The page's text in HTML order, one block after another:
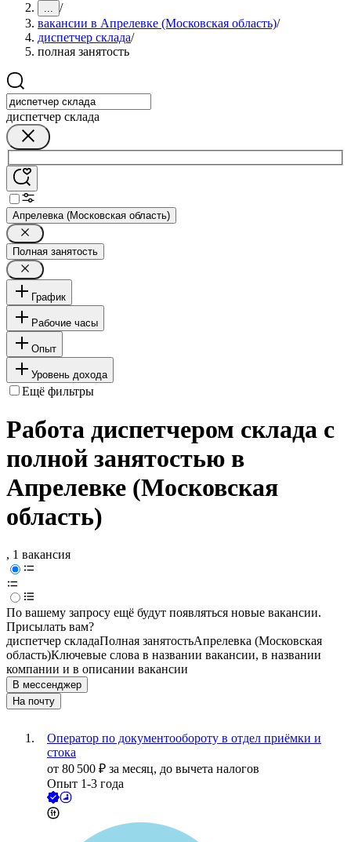
... /
вакансии в Апрелевке (Московская область)/
диспетчер склада/
полная занятость
диспетчер склада
Апрелевка (Московская область)
Полная занятость
График
Рабочие часы
Опыт
Уровень дохода
Ещё фильтры
Работа диспетчером склада с
полной занятостью в
Апрелевке (Московская
область)
, 1 вакансия
По вашему запросу ещё будут появляться новые вакансии.
Присылать вам?
диспетчер складаПолная занятостьАпрелевка (Московская
область)Ключевые слова в названии вакансии, в названии
компании и в описании вакансии
В мессенджер
На почту
Оператор по документообороту в отдел приёмки и
стока
от 80 500 ₽ за месяц, до вычета налогов
Опыт 1-3 года